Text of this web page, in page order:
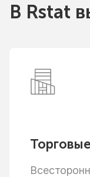
В Rstat